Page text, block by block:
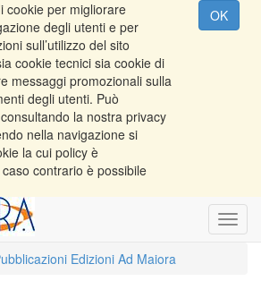
cookie per migliorare
degli utenti e per
sull’utilizzo del sito
cookie tecnici sia cookie di
messaggi promozionali sulla
degli utenti. Può
la nostra privacy
nella navigazione si
la cui policy è
caso contrario è possibile
OK
Edizioni Ad Maiora